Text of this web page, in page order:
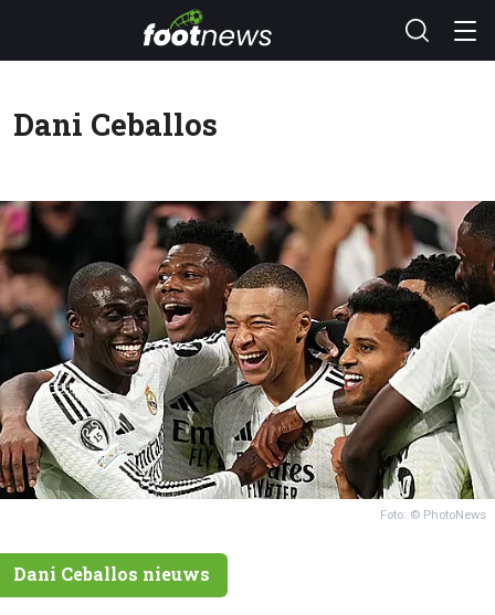
Dani Ceballos
Foto: © PhotoNews
Dani Ceballos nieuws